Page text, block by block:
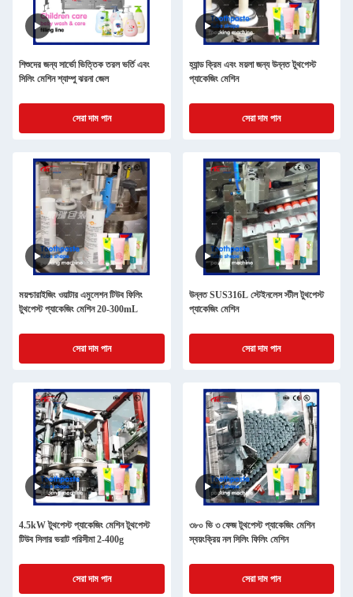
শিশুদের জন্য সার্ভো ভিত্তিক তরল ভর্তি এবং
সিলিং মেশিন শ্যাম্পু ঝরনা জেল
সেরা দাম পান
হ্যান্ড ক্রিম এবং ময়লা জন্য উন্নত টুথপেস্ট
প্যাকেজিং মেশিন
সেরা দাম পান
ময়শ্চারাইজিং ওয়াটার এমুলেশন টিউব ফিলিং
টুথপেস্ট প্যাকেজিং মেশিন 20-300mL
সেরা দাম পান
উন্নত SUS316L স্টেইনলেস স্টীল টুথপেস্ট
প্যাকেজিং মেশিন
সেরা দাম পান
4.5kW টুথপেস্ট প্যাকেজিং মেশিন টুথপেস্ট
টিউব সিলার ভরাট পরিসীমা 2-400g
সেরা দাম পান
৩৮০ ভি ৩ ফেজ টুথপেস্ট প্যাকেজিং মেশিন
স্বয়ংক্রিয় নল সিলিং ফিলিং মেশিন
সেরা দাম পান